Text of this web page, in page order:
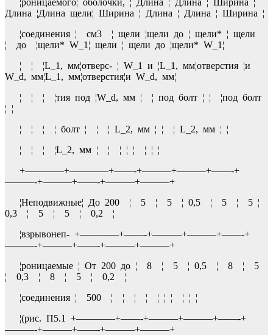
Длина ¦Длина щели¦ Ширина ¦ Длина ¦ Длина ¦ Ширина ¦
¦соединения ¦ см3 ¦ щели ¦щели до ¦ щели* ¦ щели
¦ до ¦щели* W_1¦ щели ¦ щели до ¦щели* W_1¦
¦ ¦ ¦L_1, мм¦отверс- ¦ W_1 и ¦L_1, мм¦отверстия ¦и
W_d, мм¦L_1, мм¦отверстия¦и W_d, мм¦
¦ ¦ ¦ ¦тия под ¦W_d, мм ¦ ¦ под болт ¦ ¦ ¦под болт
¦ ¦
¦ ¦ ¦ ¦ болт ¦ ¦ ¦ L_2, мм ¦ ¦ ¦ L_2, мм ¦ ¦
¦ ¦ ¦ ¦L_2, мм ¦ ¦ ¦ ¦ ¦ ¦ ¦ ¦
+————+————+——-+———+———+——-+
———-+———+——-+———+———+
¦Неподвижные¦ До 200 ¦ 5 ¦ 5 ¦ 0,5 ¦ 5 ¦ 5 ¦
0,3 ¦ 5 ¦ 5 ¦ 0,2 ¦
¦взрывонеп- +————+——-+———+———+——-+
———-+———+——-+———+———+
¦роницаемые ¦ От 200 до ¦ 8 ¦ 5 ¦ 0,5 ¦ 8 ¦ 5
¦ 0,3 ¦ 8 ¦ 5 ¦ 0,2 ¦
¦соединения ¦ 500 ¦ ¦ ¦ ¦ ¦ ¦ ¦ ¦ ¦ ¦
¦(рис. П5.1 +————+——-+———+———+——-+
———-+———+——-+———+———+